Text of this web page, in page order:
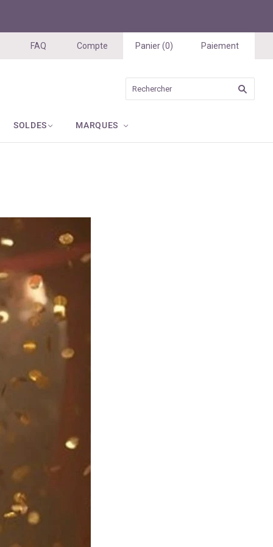
FAQ Compte Panier(0) Paiement
SOLDES MARQUES